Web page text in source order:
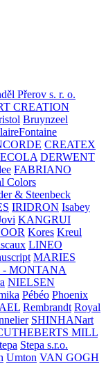
Přerov s. r. o.
CREATION
Bruynzeel
CREATEX
DERWENT
FABRIANO
Colors
& Steenbeck
IRIDRON Isabey
KANGRUI
Kores Kreul
LINEO
MARIES
- MONTANA
NIELSEN
Pébéo Phoenix
Rembrandt Royal
SHINHANart
MILL
Stepa s.r.o.
Umton VAN GOGH